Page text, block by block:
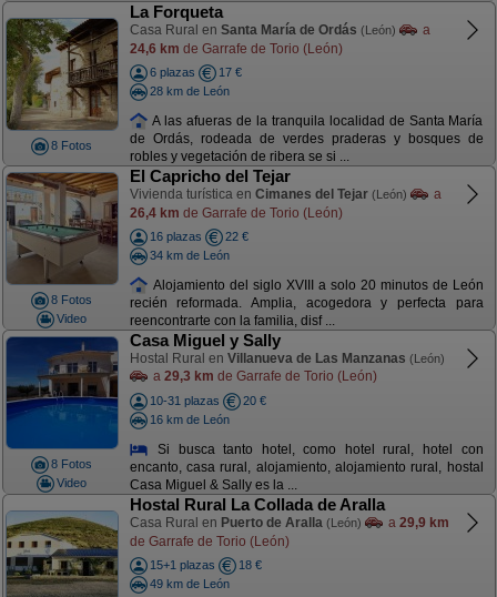
8 Fotos
La Forqueta
Casa Rural en Santa María de Ordás (León)
a
24,6 km de Garrafe de Torio (León)
6 plazas
17 €
28 km de León
A las afueras de la tranquila localidad de Santa María
de Ordás, rodeada de verdes praderas y bosques de
robles y vegetación de ribera se si ...
8 Fotos
Video
El Capricho del Tejar
Vivienda turística en Cimanes del Tejar (León)
a
26,4 km de Garrafe de Torio (León)
16 plazas
22 €
34 km de León
Alojamiento del siglo XVIII a solo 20 minutos de León
recién reformada. Amplia, acogedora y perfecta para
reencontrarte con la familia, disf ...
8 Fotos
Video
Casa Miguel y Sally
Hostal Rural en Villanueva de Las Manzanas (León)
a 29,3 km de Garrafe de Torio (León)
10-31 plazas
20 €
16 km de León
Si busca tanto hotel, como hotel rural, hotel con
encanto, casa rural, alojamiento, alojamiento rural, hostal
Casa Miguel & Sally es la ...
Hostal Rural La Collada de Aralla
Casa Rural en Puerto de Aralla (León) a 29,9 km
de Garrafe de Torio (León)
15+1 plazas
18 €
49 km de León